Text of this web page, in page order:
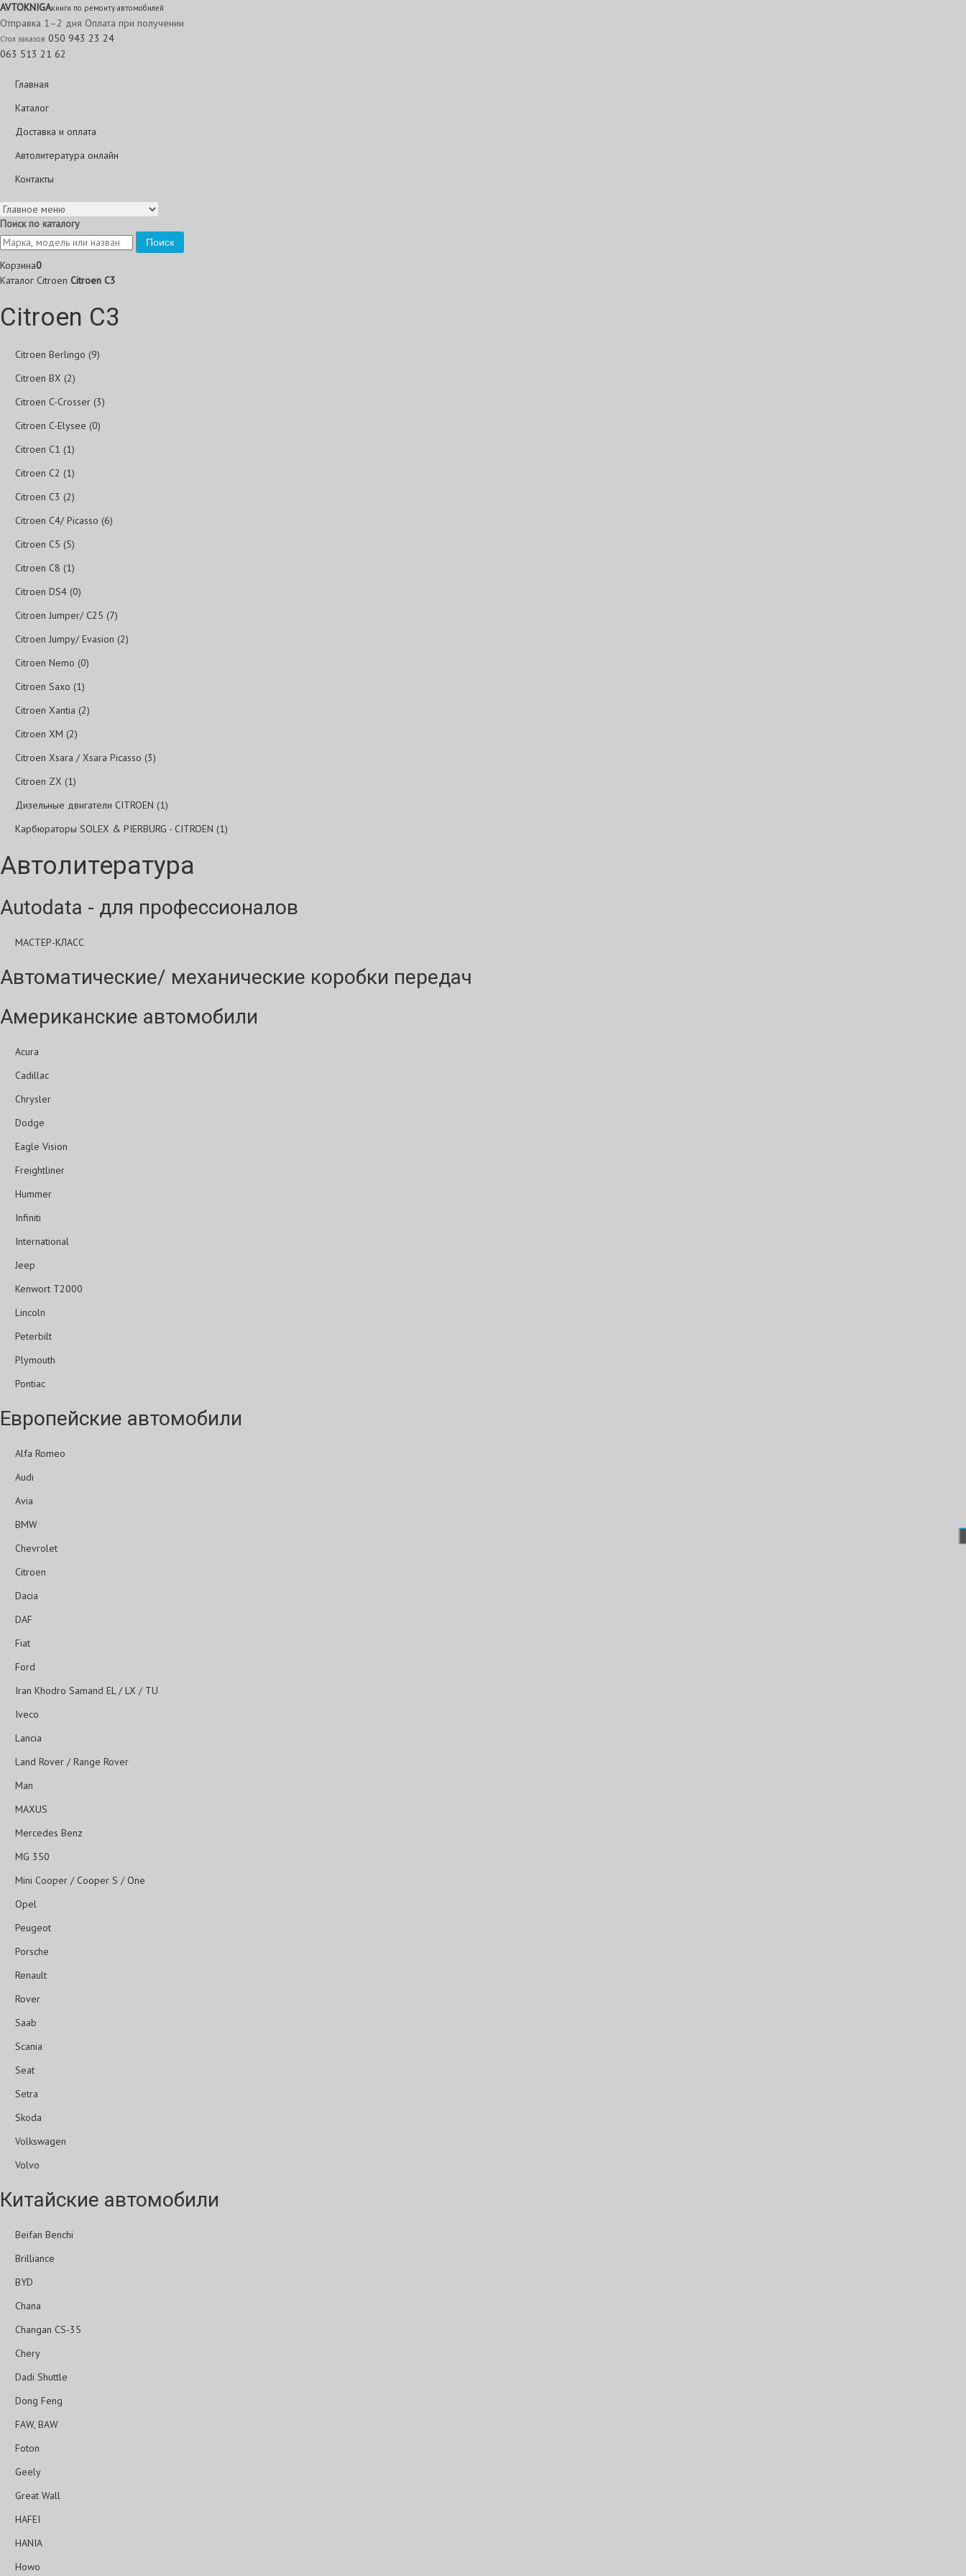
AVTOKNIGAкниги по ремонту автомобилей
Отправка 1–2 дня Оплата при получении
Стол заказов 050 943 23 24
063 513 21 62
Главная
Каталог
Доставка и оплата
Автолитература онлайн
Контакты
Поиск по каталогу
Поиск
Корзина0
Каталог Citroen Citroen C3
Citroen C3
Citroen Berlingo (9)
Citroen BX (2)
Citroen C-Crosser (3)
Citroen C-Elysee (0)
Citroen C1 (1)
Citroen C2 (1)
Citroen C3 (2)
Citroen C4/ Picasso (6)
Citroen C5 (5)
Citroen C8 (1)
Citroen DS4 (0)
Citroen Jumper/ C25 (7)
Citroen Jumpy/ Evasion (2)
Citroen Nemo (0)
Citroen Saxo (1)
Citroen Xantia (2)
Citroen XM (2)
Citroen Xsara / Xsara Picasso (3)
Citroen ZX (1)
Дизельные двигатели CITROEN (1)
Карбюраторы SOLEX & PIERBURG - CITROEN (1)
Автолитература
Autodata - для профессионалов
МАСТЕР-КЛАСС
Автоматические/ механические коробки передач
Американские автомобили
Acura
Cadillac
Chrysler
Dodge
Eagle Vision
Freightliner
Hummer
Infiniti
International
Jeep
Kenwort T2000
Lincoln
Peterbilt
Plymouth
Pontiac
Европейские автомобили
Alfa Romeo
Audi
Avia
BMW
Chevrolet
Citroen
Dacia
DAF
Fiat
Ford
Iran Khodro Samand EL / LX / TU
Iveco
Lancia
Land Rover / Range Rover
Man
MAXUS
Mercedes Benz
MG 350
Mini Cooper / Cooper S / One
Opel
Peugeot
Porsche
Renault
Rover
Saab
Scania
Seat
Setra
Skoda
Volkswagen
Volvo
Китайские автомобили
Beifan Benchi
Brilliance
BYD
Chana
Changan CS-35
Chery
Dadi Shuttle
Dong Feng
FAW, BAW
Foton
Geely
Great Wall
HAFEI
HANIA
Howo